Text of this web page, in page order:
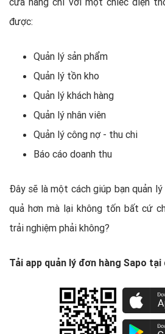
được:
Quản lý sản phẩm
Quản lý tồn kho
Quản lý khách hàng
Quản lý nhân viên
Quản lý công nợ - thu chi
Báo cáo doanh thu
Đây sẽ là một cách giúp bạn quản
quả hơn mà lại không tốn bất cứ
trải nghiệm phải không?
Tải app quản lý đơn hàng Sapo tại